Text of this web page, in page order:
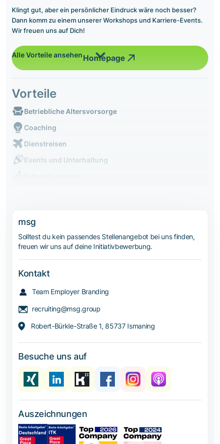
Klingt gut, aber ein persönlicher Eindruck wäre noch besser?
Dann komm zu einem unserer Workshops und Karriere-Events.
Wir freuen uns auf Dich!
Homepage
Vorteile
Betriebliche Altersvorsorge
Coaching
Dienstreisen
Events und Unterhaltung
Alle Vorteile ansehen
msg
Solltest du kein passendes Stellenangebot bei uns finden,
freuen wir uns auf deine Initiativbewerbung.
Kontakt
Team Employer Branding
recruiting@msg.group
Robert-Bürkle-Straße 1, 85737 Ismaning
Besuche uns auf
Auszeichnungen